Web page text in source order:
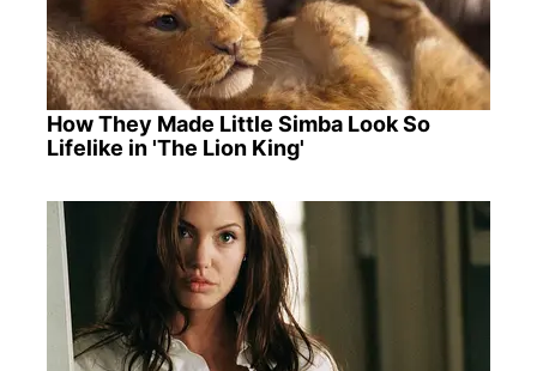
How They Made Little Simba Look So
Lifelike in 'The Lion King'